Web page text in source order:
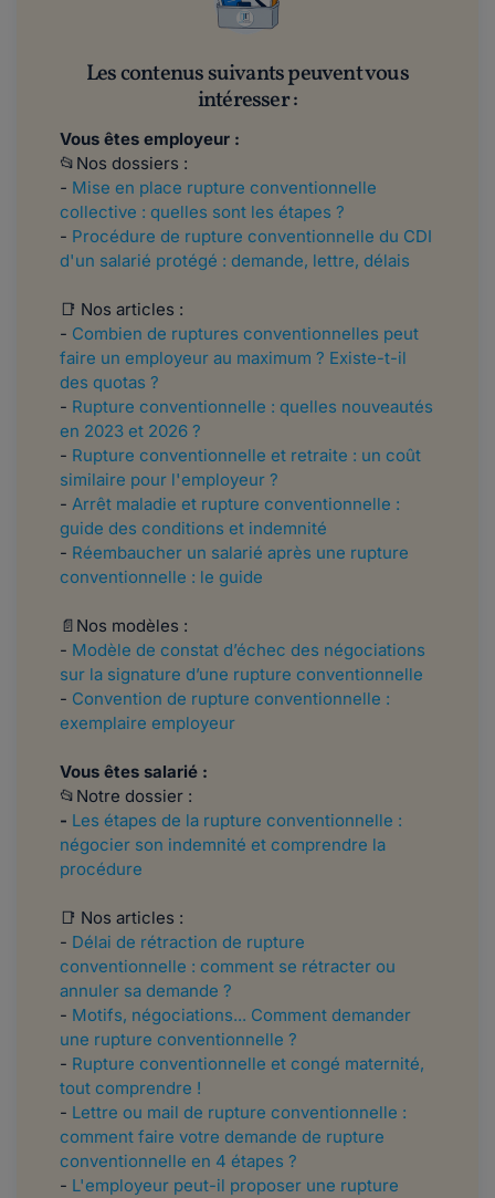
Les contenus suivants peuvent vous
intéresser :
Vous êtes employeur :
📂Nos dossiers :
- Mise en place rupture conventionnelle
collective : quelles sont les étapes ?
- Procédure de rupture conventionnelle du CDI
d'un salarié protégé : demande, lettre, délais
📑 Nos articles :
- Combien de ruptures conventionnelles peut
faire un employeur au maximum ? Existe-t-il
des quotas ?
- Rupture conventionnelle : quelles nouveautés
en 2023 et 2026 ?
- Rupture conventionnelle et retraite : un coût
similaire pour l'employeur ?
- Arrêt maladie et rupture conventionnelle :
guide des conditions et indemnité
- Réembaucher un salarié après une rupture
conventionnelle : le guide
📄Nos modèles :
- Modèle de constat d’échec des négociations
sur la signature d’une rupture conventionnelle
- Convention de rupture conventionnelle :
exemplaire employeur
Vous êtes salarié :
📂Notre dossier :
- Les étapes de la rupture conventionnelle :
négocier son indemnité et comprendre la
procédure
📑 Nos articles :
- Délai de rétraction de rupture
conventionnelle : comment se rétracter ou
annuler sa demande ?
- Motifs, négociations... Comment demander
une rupture conventionnelle ?
- Rupture conventionnelle et congé maternité,
tout comprendre !
- Lettre ou mail de rupture conventionnelle :
comment faire votre demande de rupture
conventionnelle en 4 étapes ?
- L'employeur peut-il proposer une rupture